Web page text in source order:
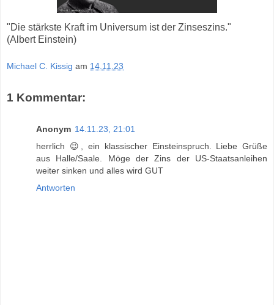
"Die stärkste Kraft im Universum ist der Zinseszins."
(Albert Einstein)
Michael C. Kissig am 14.11.23
1 Kommentar:
Anonym 14.11.23, 21:01
herrlich 😉, ein klassischer Einsteinspruch. Liebe Grüße
aus Halle/Saale. Möge der Zins der US-Staatsanleihen
weiter sinken und alles wird GUT
Antworten